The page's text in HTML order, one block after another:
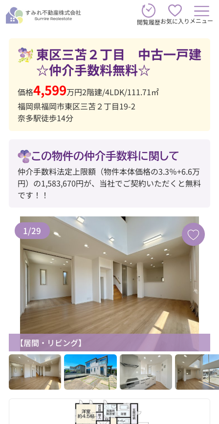
閲覧履歴お気に入り メニュー
東区三苫２丁目 中古一戸建
☆仲介手数料無料☆
価格4,599万円2階建/4LDK/111.71㎡
福岡県福岡市東区三苫２丁目19-2
奈多駅徒歩14分
この物件の仲介手数料に関して
仲介手数料法定上限額（物件本体価格の3.3％+6.6万
円）の1,583,670円が、当社でご契約いただくと無料
です！！
1/29
【居間・リビング】